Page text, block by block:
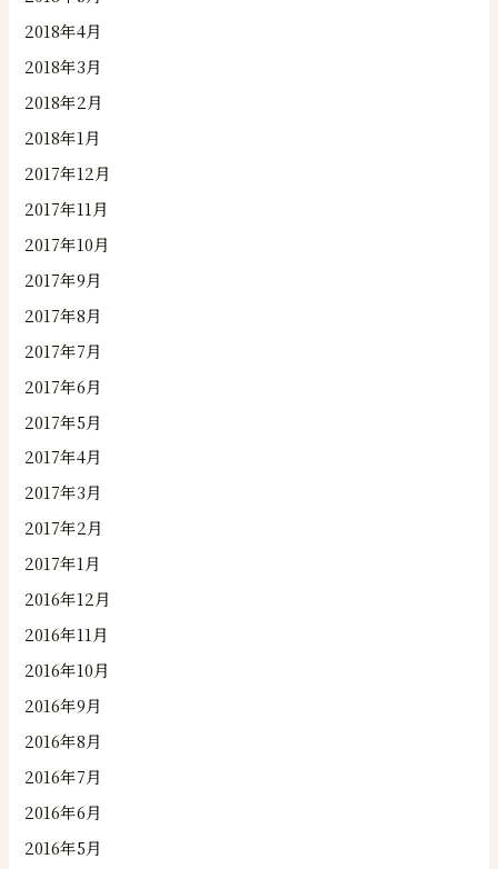
2018年4月
2018年3月
2018年2月
2018年1月
2017年12月
2017年11月
2017年10月
2017年9月
2017年8月
2017年7月
2017年6月
2017年5月
2017年4月
2017年3月
2017年2月
2017年1月
2016年12月
2016年11月
2016年10月
2016年9月
2016年8月
2016年7月
2016年6月
2016年5月